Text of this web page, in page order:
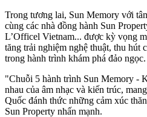
Trong tương lai, Sun Memory với
cùng các nhà đồng hành Sun
L’Officel Vietnam... được kỳ vọng
tăng trải nghiệm nghệ thuật, thu hút
trong hành trình khám phá đảo ngọc.
"Chuỗi 5 hành trình Sun Memory -
nhau của âm nhạc và kiến trúc,
Quốc đánh thức những cảm xúc
Sun Property nhấn mạnh.